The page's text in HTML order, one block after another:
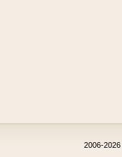
2006-2026